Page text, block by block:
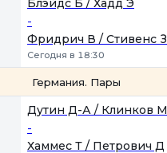
Блэйдс Б / Хадд Э
-
Фридрич В / Стивенс З
Сегодня в 18:30
Германия. Пары
Дутин Д-А / Клинков М
-
Хаммес Т / Петрович Д